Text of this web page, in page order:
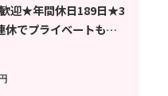
迎★年間休日189日★3
でプライベートも充
です＜合志市＞